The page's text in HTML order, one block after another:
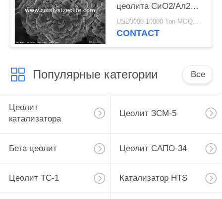
цеолита СиО2/Ал2О3
22 2ум САПО 11
USD3000-10000 Ton MOQ:1 кг
CONTACT
Популярные категории Все
Цеолит
катализатора
Цеолит ЗСМ-5
Бета цеолит Цеолит САПО-34
Цеолит ТС-1 Катализатор HTS